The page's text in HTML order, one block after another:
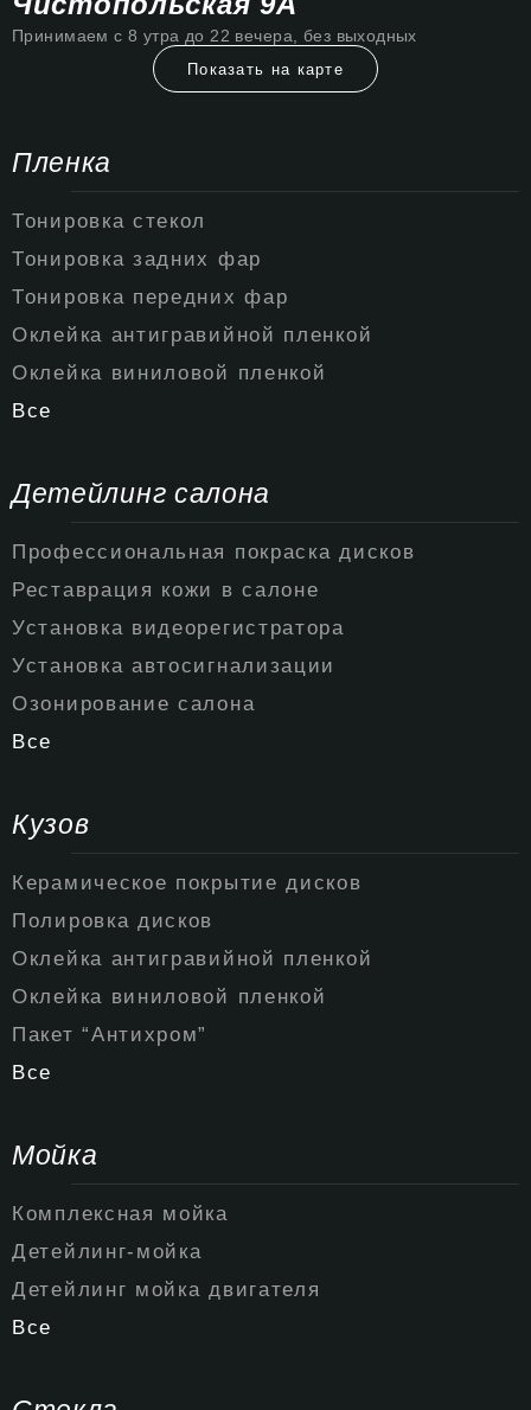
Принимаем с 8 утра до 22 вечера, без выходных
Показать на карте
Пленка
Тонировка стекол
Тонировка задних фар
Тонировка передних фар
Оклейка антигравийной пленкой
Оклейка виниловой пленкой
Все
Детейлинг салона
Профессиональная покраска дисков
Реставрация кожи в салоне
Установка видеорегистратора
Установка автосигнализации
Озонирование салона
Все
Кузов
Керамическое покрытие дисков
Полировка дисков
Оклейка антигравийной пленкой
Оклейка виниловой пленкой
Пакет “Антихром”
Все
Мойка
Комплексная мойка
Детейлинг-мойка
Детейлинг мойка двигателя
Все